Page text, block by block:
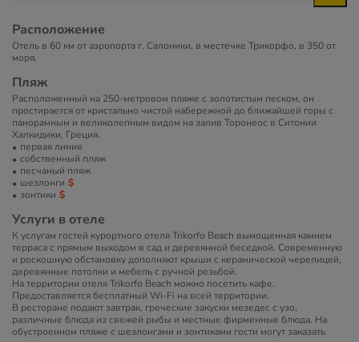
Расположение
Отель в 60 км от аэропорта г. Салоники, в местечке Трикорфо, в 350 от
моря.
Пляж
Расположенный на 250-метровом пляже с золотистым песком, он
простирается от кристально чистой набережной до ближайшей горы с
панорамным и великолепным видом на залив Торонеос в Ситонии
Халкидики, Греция.
первая линия
собственный пляж
песчаный пляж
шезлонги
зонтики
Услуги в отеле
К услугам гостей курортного отеля Trikorfo Beach вымощенная камнем
терраса с прямым выходом в сад и деревянной беседкой. Современную
и роскошную обстановку дополняют крыши с керамической черепицей,
деревянные потолки и мебель с ручной резьбой.
На территории отеля Trikorfo Beach можно посетить кафе.
Предоставляется бесплатный Wi-Fi на всей территории.
В ресторане подают завтрак, греческие закуски мезедес с узо,
различные блюда из свежей рыбы и местные фирменные блюда. На
обустроенном пляже с шезлонгами и зонтиками гости могут заказать